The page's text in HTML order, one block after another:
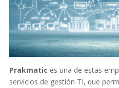
Prakmatic es una de estas
servicios de gestión TI, que